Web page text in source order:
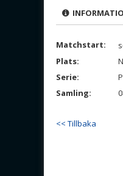
Matchstart:
Plats:
Serie:
Samling:
<< Tillbaka